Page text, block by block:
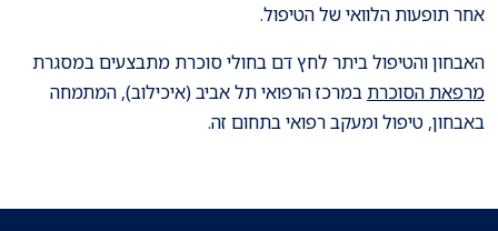
אחר תופעות הלוואי של הטיפול.
האבחון והטיפול ביתר לחץ דם בחולי סוכרת מתבצעים במסגרת
מרפאת הסוכרתבמרכז הרפואי תל אביב (איכילוב), המתמחה
באבחון, טיפול ומעקב רפואי בתחום זה.